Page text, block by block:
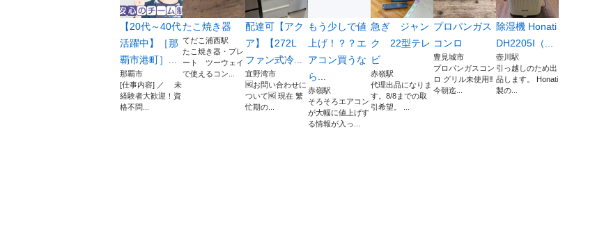
【20代～40代
活躍中】［那
覇市港町］...
那覇市
[仕事内容] ／ 未
経験者大歓迎！資
格不問...
たこ焼き器
てだこ浦西駅
たこ焼き器・プレ
ート ツーウェイ
で使えるコン...
配達可【アク
ア】【272L
ファン式冷...
宜野湾市
🆖お問い合わせに
ついて🆖 現在 繁
忙期の...
もう少しで値
上げ！？？エ
アコン買うな
ら...
赤嶺駅
そろそろエアコン
が大幅に値上げす
る情報が入っ...
急ぎ ジャン
ク 22型テレ
ビ
赤嶺駅
代理出品になりま
す。8/8までの取
引希望。 ...
プロパンガス
コンロ
豊見城市
プロパンガスコン
ロ グリル未使用‼️
今朝迄...
除湿機 Honati
DH2205I（...
壺川駅
引っ越しのため出
品します。 Honati
製の...